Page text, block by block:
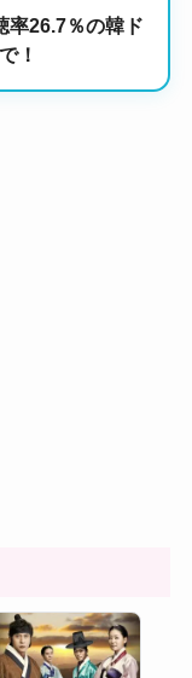
率26.7％の韓ド
！